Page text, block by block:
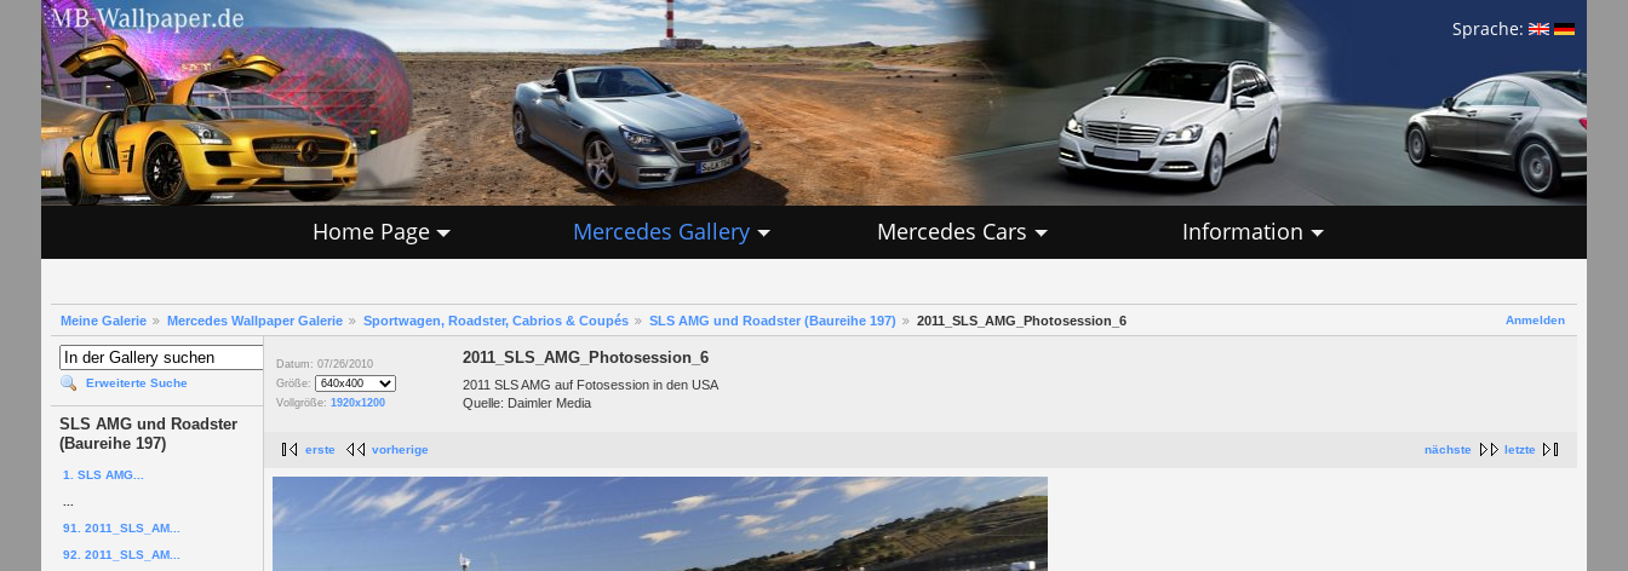
Sprache:
Home Page Mercedes Gallery Mercedes Cars Information
Anmelden
Meine Galerie Mercedes Wallpaper Galerie Sportwagen, Roadster, Cabrios & Coupés SLS AMG und Roadster (Baureihe 197) 2011_SLS_AMG_Photosession_6
Erweiterte Suche
SLS AMG und Roadster
(Baureihe 197)
1. SLS AMG...
91. 2011_SLS_AM...
92. 2011_SLS_AM...
Datum: 07/26/2010
Größe:
Vollgröße: 1920x1200
2011_SLS_AMG_Photosession_6
2011 SLS AMG auf Fotosession in den USA
Quelle: Daimler Media
nächste letzte
erste vorherige